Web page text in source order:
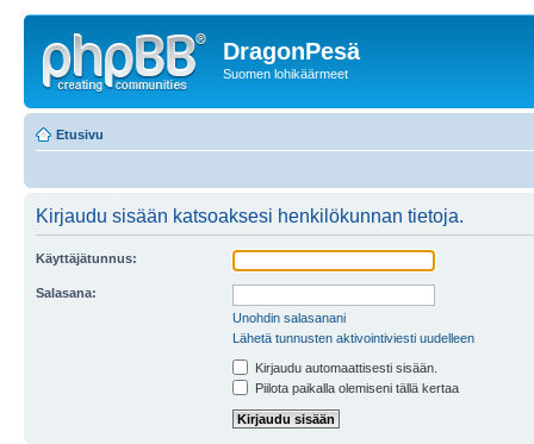
DragonPesä
Suomen lohikäärmeet
Etusivu
Kirjaudu sisään katsoaksesi henkilökunnan tietoja.
Käyttäjätunnus:
Salasana:
Unohdin salasanani
Lähetä tunnusten aktivointiviesti uudelleen
Kirjaudu automaattisesti sisään.
Piilota paikalla olemiseni tällä kertaa